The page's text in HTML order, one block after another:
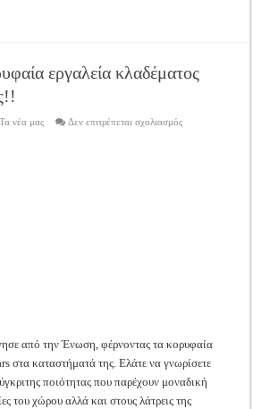
εργαλεία κλαδέματος
Τα νέα μας Δεν επιτρέπεται σχολιασμόςστο
από την Ένωση, φέρνοντας τα κορυφαία
στα καταστήματά της. Ελάτε να γνωρίσετε
ποιότητας που παρέχουν μοναδική
του χώρου αλλά και στους λάτρεις της